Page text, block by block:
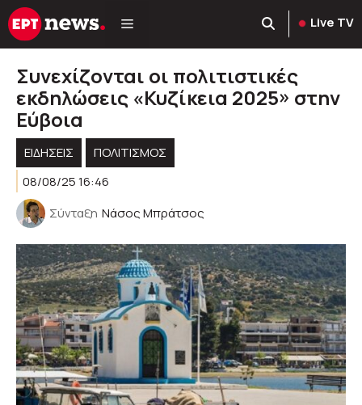
Μετάβαση
σε
Live TV
Συνεχίζονται οι πολιτιστικές
εκδηλώσεις «Κυζίκεια 2025» στην
Εύβοια
ΕΙΔΗΣΕΙΣ
ΠΟΛΙΤΙΣΜΟΣ
08/08/25 16:46
Σύνταξη Νάσος Μπράτσος